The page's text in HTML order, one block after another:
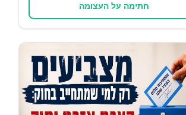
חתימה על העצומה